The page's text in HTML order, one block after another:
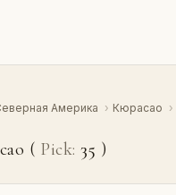
Америка › Кюрасао ›
( Pick: 35 )